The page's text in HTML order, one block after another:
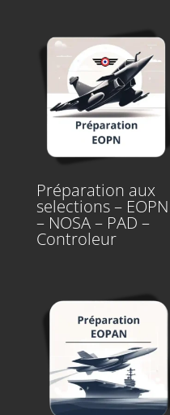
Préparation aux
selections – EOPN
– NOSA – PAD –
Controleur